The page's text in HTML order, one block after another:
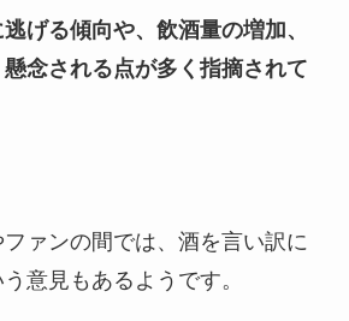
げる傾向や、飲酒量の増加、
念される点が多く指摘されて
ァンの間では、酒を言い訳に
意見もあるようです。